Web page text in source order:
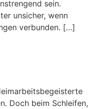
sein.
unsicher, wenn
verbunden. […]
Doch beim Schleifen,